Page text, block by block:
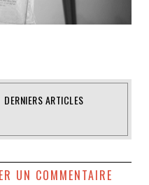
DERNIERS ARTICLES
UN COMMENTAIRE